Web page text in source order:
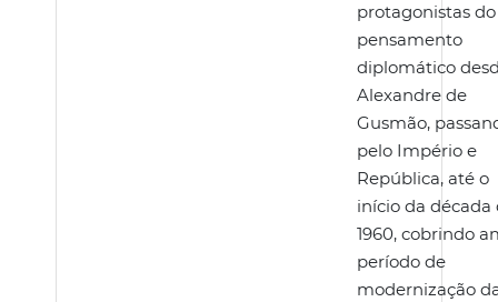
protagonistas do
pensamento
diplomático
Alexandre de
Gusmão,
pelo Império e
República, até o
início da década
1960, cobrindo
período de
modernização